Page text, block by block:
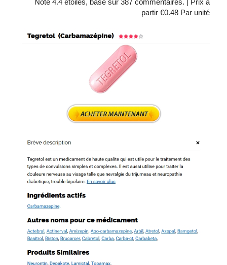
Note4.4 étoiles, basé sur387 commentaires. | Prix à
partir€0.48 Par unité